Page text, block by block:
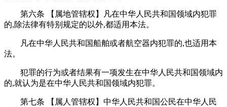
第六条 【属地管辖权】凡在中华人民共和国领域内犯罪
的,除法律有特别规定的以外,都适用本法。
凡在中华人民共和国船舶或者航空器内犯罪的,也适用本
法。
犯罪的行为或者结果有一项发生在中华人民共和国领域内
的,就认为是在中华人民共和国领域内犯罪。
第七条 【属人管辖权】中华人民共和国公民在中华人民